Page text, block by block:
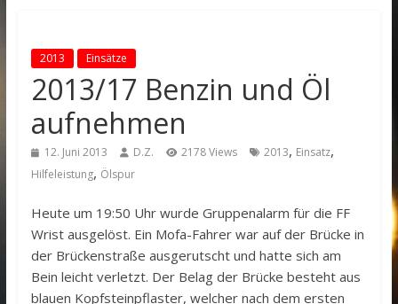
2013 Einsätze
2013/17 Benzin und Öl
aufnehmen
12. Juni 2013 D.Z. 2178 Views 2013, Einsatz,
Hilfeleistung, Ölspur
Heute um 19:50 Uhr wurde Gruppenalarm für die FF
Wrist ausgelöst. Ein Mofa-Fahrer war auf der Brücke in
der Brückenstraße ausgerutscht und hatte sich am
Bein leicht verletzt. Der Belag der Brücke besteht aus
blauen Kopfsteinpflaster, welcher nach dem ersten